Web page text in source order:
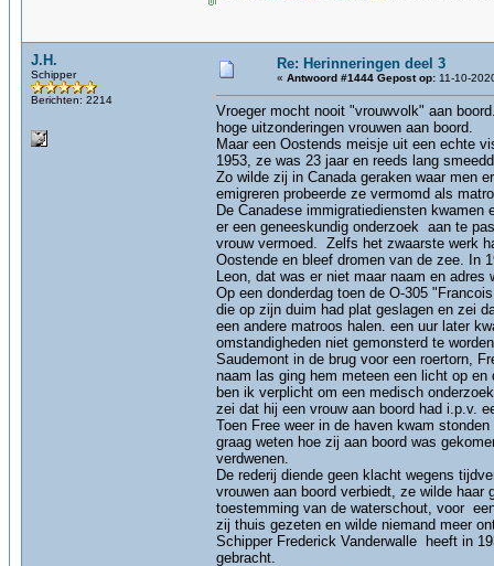
J.H.
Schipper
Berichten: 2214
Re: Herinneringen deel 3
« Antwoord #1444 Gepost op: 11-10-
Vroeger mocht nooit "vrouwvolk" aan
hoge uitzonderingen vrouwen aan boord.
Maar een Oostends meisje uit een echte
1953, ze was 23 jaar en reeds lang
Zo wilde zij in Canada geraken waar men
emigreren probeerde ze vermomd als
De Canadese immigratiediensten
er een geneeskundig onderzoek aan te
vrouw vermoed. Zelfs het zwaarste werk
Oostende en bleef dromen van de zee. In
Leon, dat was er niet maar naam en adres
Op een donderdag toen de O-305
die op zijn duim had plat geslagen en zei
een andere matroos halen. een uur later
omstandigheden niet gemonsterd te
Saudemont in de brug voor een roertorn,
naam las ging hem meteen een licht op
ben ik verplicht om een medisch
zei dat hij een vrouw aan boord had i.p.v.
Toen Free weer in de haven kwam
graag weten hoe zij aan boord was
verdwenen.
De rederij diende geen klacht wegens
vrouwen aan boord verbiedt, ze wilde
toestemming van de waterschout, voor
zij thuis gezeten en wilde niemand meer
Schipper Frederick Vanderwalle heeft in
gebracht.